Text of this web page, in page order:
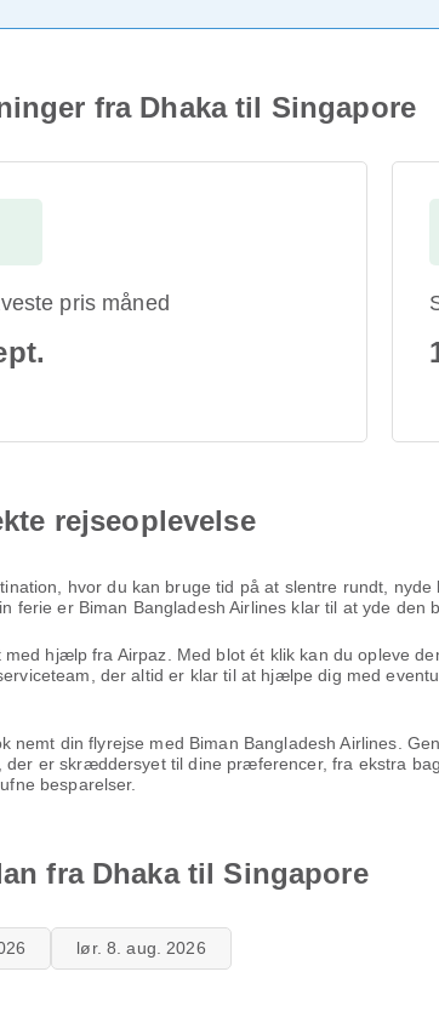
fra Dhaka til Singapore
pris måned
rejseoplevelse
hvor du kan bruge tid på at slentre rundt,
er Biman Bangladesh Airlines klar til at yde den
hjælp fra Airpaz. Med blot ét klik kan du opleve
der altid er klar til at hjælpe dig med
nemt din flyrejse med Biman Bangladesh Airlines.
er skræddersyet til dine præferencer, fra ekstra
besparelser.
fra Dhaka til Singapore
lør. 8. aug. 2026